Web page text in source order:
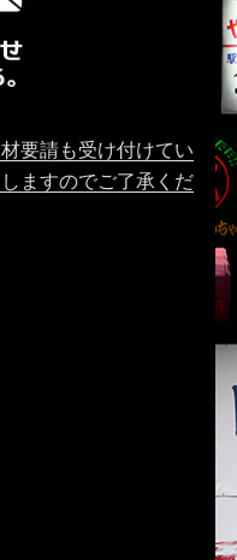
要請も受け付けてい
ますのでご了承くだ